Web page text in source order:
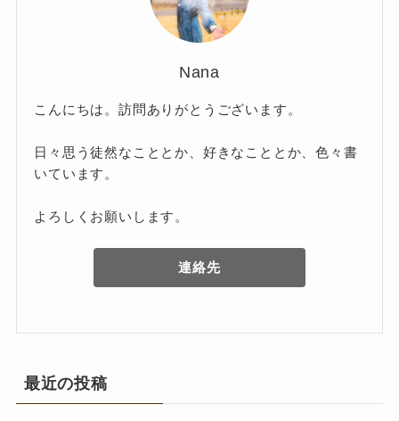
Nana
こんにちは。訪問ありがとうございます。
日々思う徒然なこととか、好きなこととか、色々書
いています。
よろしくお願いします。
連絡先
最近の投稿